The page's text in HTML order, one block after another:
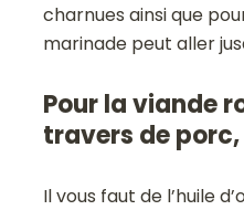
charnues ainsi que
marinade peut aller
Pour la viande
travers de
Il vous faut de l’huile